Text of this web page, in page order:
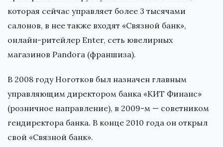
которая сейчас управляет более 3 тысячами
салонов, в нее также входят «Связной банк»,
онлайн-ритейлер Enter, сеть ювелирных
магазинов Pandora (франшиза).
В 2008 году Ноготков был назначен главным
управляющим директором банка «КИТ Финанс»
(розничное направление), в 2009-м — советником
гендиректора банка. В конце 2010 года он открыл
свой «Связной банк».